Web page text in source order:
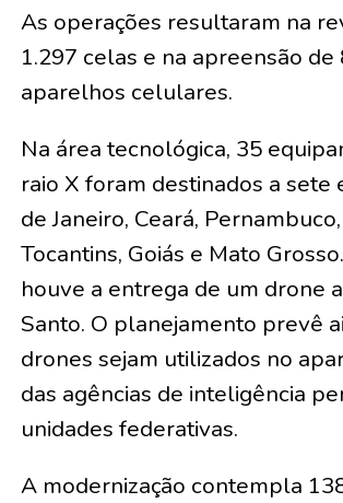
As operações resultaram na
1.297 celas e na apreensão de
aparelhos celulares.
Na área tecnológica, 35
raio X foram destinados a sete
de Janeiro, Ceará,
Tocantins, Goiás e Mato
houve a entrega de um drone
Santo. O planejamento prevê
drones sejam utilizados no
das agências de inteligência
unidades federativas.
A modernização contempla